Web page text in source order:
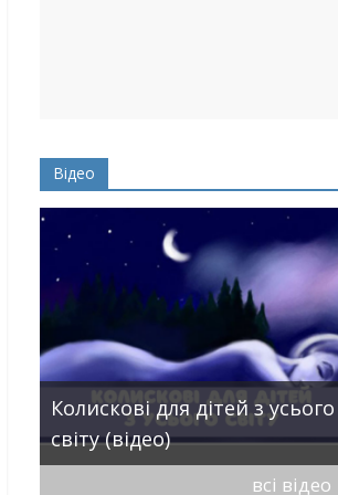
Відео
Колискові для дітей з усього
світу (відео)
всі відео